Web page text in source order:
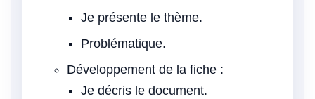
Je présente le thème.
Problématique.
Développement de la fiche :
Je décris le document.